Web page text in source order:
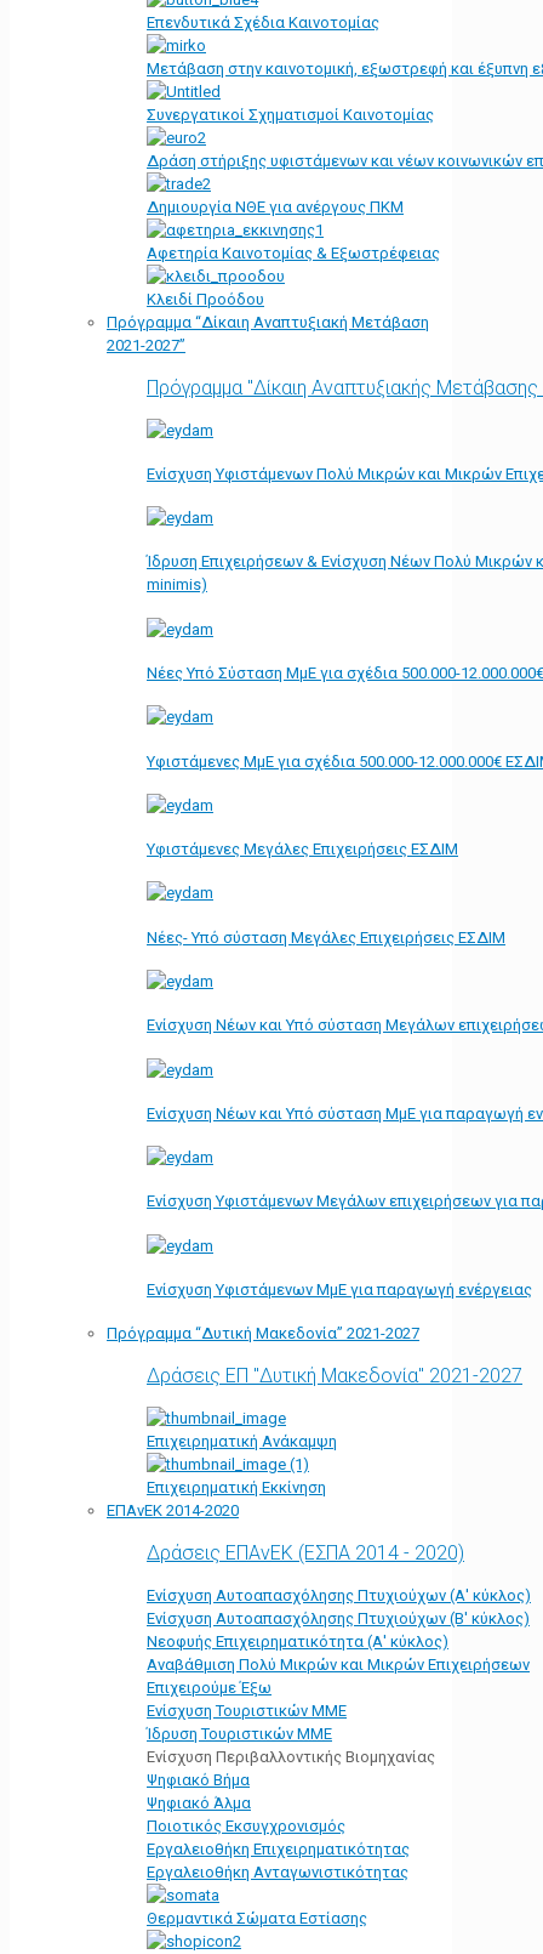
Επενδυτικά Σχέδια Καινοτομίας
Μετάβαση στην καινοτομική, εξωστρεφή και έξυπνη
Συνεργατικοί Σχηματισμοί Καινοτομίας
Δράση στήριξης υφιστάμενων και νέων κοινωνικών
Δημιουργία ΝΘΕ για ανέργους ΠΚΜ
Αφετηρία Kαινοτομίας & Εξωστρέφειας
Κλειδί Προόδου
Πρόγραμμα “Δίκαιη Αναπτυξιακή Μετάβαση
2021-2027”
Πρόγραμμα "Δίκαιη Αναπτυξιακής
Ενίσχυση Υφιστάμενων Πολύ Μικρών και Μικρών
Ίδρυση Επιχειρήσεων & Ενίσχυση Νέων Πολύ Μικρών
minimis)
Νέες Υπό Σύσταση ΜμΕ για σχέδια 500.000-
Υφιστάμενες ΜμΕ για σχέδια 500.000-12.000.000€
Υφιστάμενες Μεγάλες Επιχειρήσεις ΕΣΔΙΜ
Νέες- Υπό σύσταση Μεγάλες Επιχειρήσεις ΕΣΔΙΜ
Ενίσχυση Νέων και Υπό σύσταση Μεγάλων
Ενίσχυση Νέων και Υπό σύσταση ΜμΕ για παραγωγή
Ενίσχυση Υφιστάμενων Μεγάλων επιχειρήσεων για
Ενίσχυση Υφιστάμενων ΜμΕ για παραγωγή ενέργειας
Πρόγραμμα “Δυτική Μακεδονία” 2021-2027
Δράσεις ΕΠ "Δυτική Μακεδονία" 2021-2027
Επιχειρηματική Ανάκαμψη
Επιχειρηματική Εκκίνηση
ΕΠΑνΕΚ 2014-2020
Δράσεις ΕΠΑνΕΚ (ΕΣΠΑ 2014 - 2020)
Ενίσχυση Αυτοαπασχόλησης Πτυχιούχων (Α' κύκλος)
Ενίσχυση Αυτοαπασχόλησης Πτυχιούχων (Β' κύκλος)
Νεοφυής Επιχειρηματικότητα (Α' κύκλος)
Αναβάθμιση Πολύ Μικρών και Μικρών Επιχειρήσεων
Επιχειρούμε Έξω
Ενίσχυση Τουριστικών ΜΜΕ
Ίδρυση Τουριστικών ΜΜΕ
Ενίσχυση Περιβαλλοντικής Βιομηχανίας
Ψηφιακό Βήμα
Ψηφιακό Άλμα
Ποιοτικός Εκσυγχρονισμός
Εργαλειοθήκη Eπιχειρηματικότητας
Εργαλειοθήκη Ανταγωνιστικότητας
Θερμαντικά Σώματα Εστίασης